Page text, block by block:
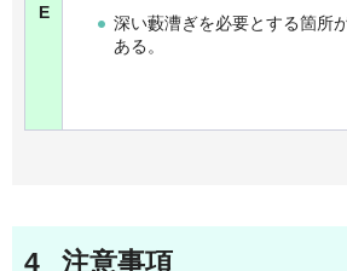
E
深い藪漕ぎを必要とする箇所
ある。
4 注意事項